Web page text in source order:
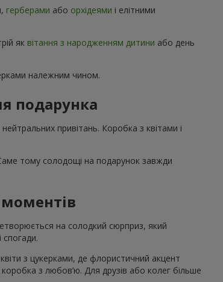
герберами або орхідеями і елітними
як вітання з народженням дитини або день
належним чином.
подарунка
привітань. Коробка з квітами і
тому солодощі на подарунок завжди
на солодкий сюрприз, який
з цукерками, де флористичний акцент
з любов’ю. Для друзів або колег більше